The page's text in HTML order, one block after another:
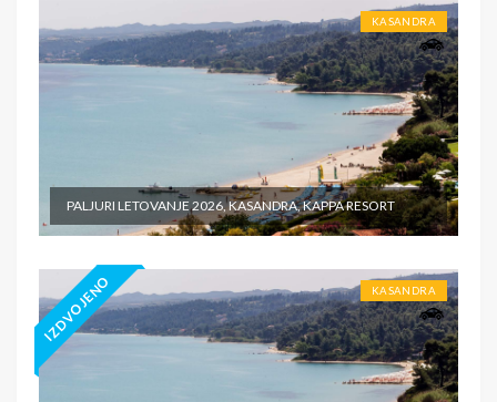
KASANDRA
PALJURI LETOVANJE 2026, KASANDRA, KAPPA RESORT
IZDVOJENO KASANDRA